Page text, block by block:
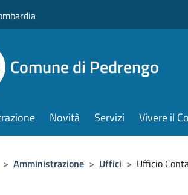
Comune di Pedrengo
Novità Servizi Vivere il
> Amministrazione > Uffici > Ufficio